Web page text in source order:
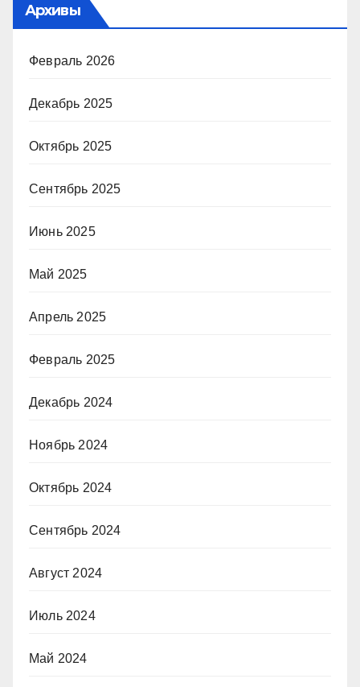
Архивы
Февраль 2026
Декабрь 2025
Октябрь 2025
Сентябрь 2025
Июнь 2025
Май 2025
Апрель 2025
Февраль 2025
Декабрь 2024
Ноябрь 2024
Октябрь 2024
Сентябрь 2024
Август 2024
Июль 2024
Май 2024